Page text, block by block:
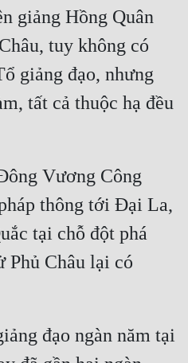
giảng Hồng Quân
tuy không có
giảng đạo, nhưng
tất cả thuộc hạ đều
Vương Công
thông tới Đại La,
tại chỗ đột phá
Châu lại có
đạo ngàn năm tại